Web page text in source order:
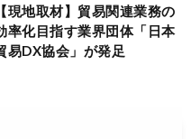
【現地取材】貿易関連業務の
率化目指す業界団体「日本
易DX協会」が発足